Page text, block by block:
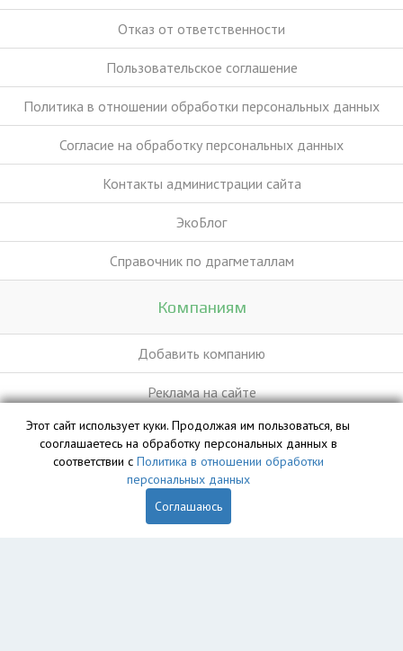
Отказ от ответственности
Пользовательское соглашение
Политика в отношении обработки персональных данных
Согласие на обработку персональных данных
Контакты администрации сайта
ЭкоБлог
Справочник по драгметаллам
Компаниям
Добавить компанию
Реклама на сайте
База данных сайта vyvoz.org является интеллектуальной
собственностью ООО «Профит» и охраняется законом.
Этот сайт использует куки. Продолжая им пользоваться, вы
сооглашаетесь на обработку персональных данных в
соответствии с Политика в отношении обработки
персональных данных
Соглашаюсь